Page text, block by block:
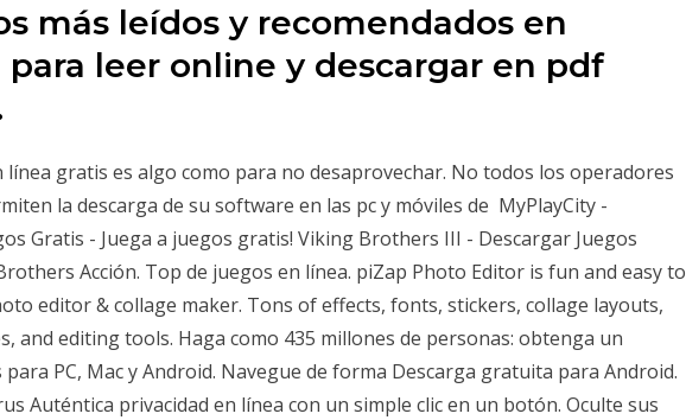
más leídos y recomendados en
para leer online y descargar en pdf
línea gratis es algo como para no desaprovechar. No todos los operadores
la descarga de su software en las pc y móviles de MyPlayCity -
Gratis - Juega a juegos gratis! Viking Brothers III - Descargar Juegos
Acción. Top de juegos en línea. piZap Photo Editor is fun and easy to
editor & collage maker. Tons of effects, fonts, stickers, collage layouts,
and editing tools. Haga como 435 millones de personas: obtenga un
PC, Mac y Android. Navegue de forma Descarga gratuita para Android.
Auténtica privacidad en línea con un simple clic en un botón. Oculte sus